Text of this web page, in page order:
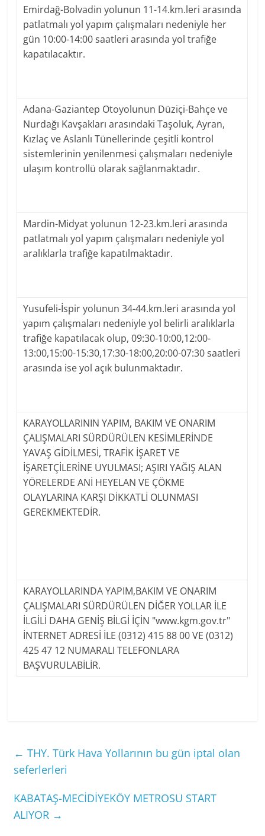
Emirdağ-Bolvadin yolunun 11-14.km.leri arasında
patlatmalı yol yapım çalışmaları nedeniyle her
gün 10:00-14:00 saatleri arasında yol trafiğe
kapatılacaktır.
Adana-Gaziantep Otoyolunun Düziçi-Bahçe ve
Nurdağı Kavşakları arasındaki Taşoluk, Ayran,
Kızlaç ve Aslanlı Tünellerinde çeşitli kontrol
sistemlerinin yenilenmesi çalışmaları nedeniyle
ulaşım kontrollü olarak sağlanmaktadır.
Mardin-Midyat yolunun 12-23.km.leri arasında
patlatmalı yol yapım çalışmaları nedeniyle yol
aralıklarla trafiğe kapatılmaktadır.
Yusufeli-İspir yolunun 34-44.km.leri arasında yol
yapım çalışmaları nedeniyle yol belirli aralıklarla
trafiğe kapatılacak olup, 09:30-10:00,12:00-
13:00,15:00-15:30,17:30-18:00,20:00-07:30 saatleri
arasında ise yol açık bulunmaktadır.
KARAYOLLARININ YAPIM, BAKIM VE ONARIM
ÇALIŞMALARI SÜRDÜRÜLEN KESİMLERİNDE
YAVAŞ GİDİLMESİ, TRAFİK İŞARET VE
İŞARETÇİLERİNE UYULMASI; AŞIRI YAĞIŞ ALAN
YÖRELERDE ANİ HEYELAN VE ÇÖKME
OLAYLARINA KARŞI DİKKATLİ OLUNMASI
GEREKMEKTEDİR.
KARAYOLLARINDA YAPIM,BAKIM VE ONARIM
ÇALIŞMALARI SÜRDÜRÜLEN DİĞER YOLLAR İLE
İLGİLİ DAHA GENİŞ BİLGİ İÇİN "www.kgm.gov.tr"
İNTERNET ADRESİ İLE (0312) 415 88 00 VE (0312)
425 47 12 NUMARALI TELEFONLARA
BAŞVURULABİLİR.
← THY. Türk Hava Yollarının bu gün iptal olan
seferlerleri
KABATAŞ-MECİDİYEKÖY METROSU START
ALIYOR →